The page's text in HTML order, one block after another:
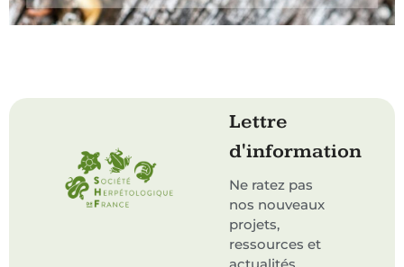
Lettre
d'information
Ne ratez pas
nos nouveaux
projets,
ressources et
actualités.